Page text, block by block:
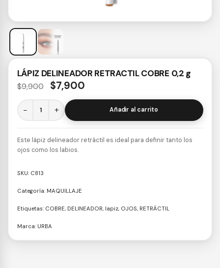
LÁPIZ DELINEADOR RETRACTIL COBRE 0,2 g
$9,900 $7,900
− + Añadir al carrito
Este lápiz delineador retráctil es ideal para definir tanto los
ojos como los labios.
SKU: C813
Categoría: MAQUILLAJE
Etiquetas: COBRE, DELINEADOR, lapiz, OJOS, RETRÁCTIL
Marca: URBA